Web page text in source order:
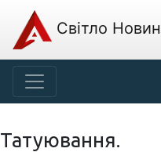
Світло Новин
Татуювання.